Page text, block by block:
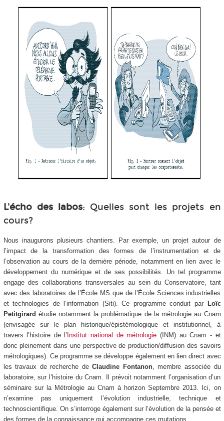
L'écho des labos: Quelles sont les projets en
cours?
Nous inaugurons plusieurs chantiers. Par exemple, un projet autour de
l’impact de la transformation des formes de l’instrumentation et de
l’observation au cours de la dernière période, notamment en lien avec le
développement du numérique et de ses possibilités. Un tel programme
engage des collaborations transversales au sein du Conservatoire, tant
avec des laboratoires de l’École MS que de l’École Sciences industrielles
et technologies de l’information (Siti). Ce programme conduit par Loïc
Petitgirard étudie notamment la problématique de la métrologie au Cnam
(envisagée sur le plan historique/épistémologique et institutionnel, à
travers l’histoire de l’Institut national de métrologie (INM) au Cnam - et
donc pleinement dans une perspective de production/diffusion des savoirs
métrologiques). Ce programme se développe également en lien direct avec
les travaux de recherche deClaudine Fontanon, membre associée du
laboratoire, sur l’histoire du Cnam. Il prévoit notamment l’organisation d’un
séminaire sur la Métrologie au Cnam à horizon Septembre 2013. Ici, on
n’examine pas uniquement l’évolution industrielle, technique et
technoscientifique. On s’interroge également sur l’évolution de la pensée et
des formes de la connaissance qui accompagne ces mutations.